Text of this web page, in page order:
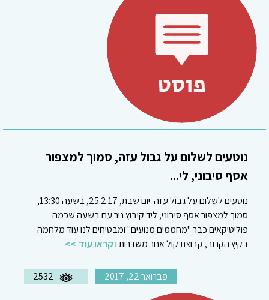
נוטעים לשלום על גבול עזה, סמוך למצפור
אסף סיבוני, לי...
נוטעים לשלום על גבול עזה יום שבת, 25.2.17, בשעה 13:30,
סמוך למצפור אסף סיבוני, ליד קיבוץ ניר עם בשעה שכמה
פוליטיקאים כבר "מחממים מנועים" ומבטיחים לנו עוד מלחמה
בקיץ הקרוב, קבוצת קול אחר משדרות וקראו עוד
פברואר 22, 2017 2532